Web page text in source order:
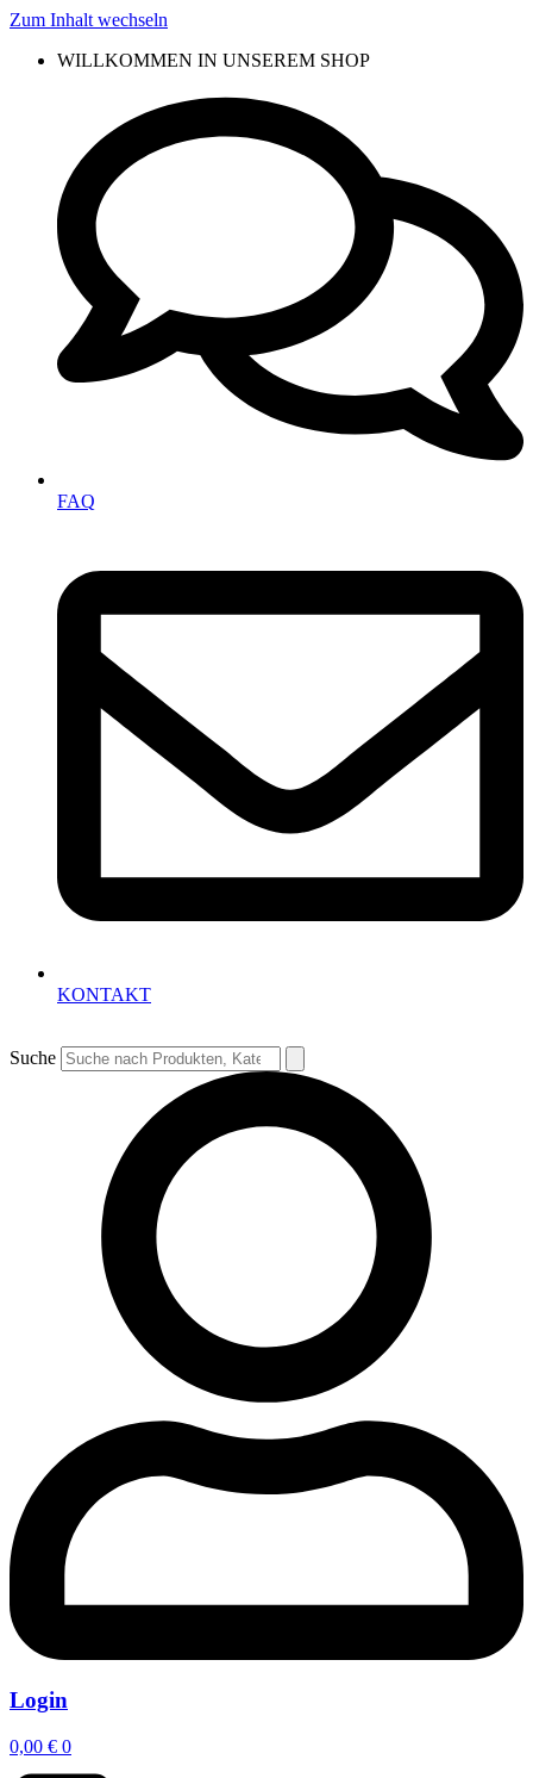
Zum Inhalt wechseln
WILLKOMMEN IN UNSEREM SHOP
FAQ
KONTAKT
Suche
Login
0,00 € 0